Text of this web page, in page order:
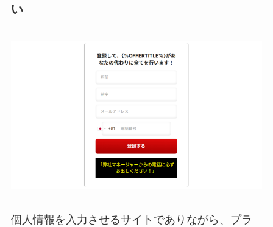
い
個人情報を入力させるサイトでありながら、プラ